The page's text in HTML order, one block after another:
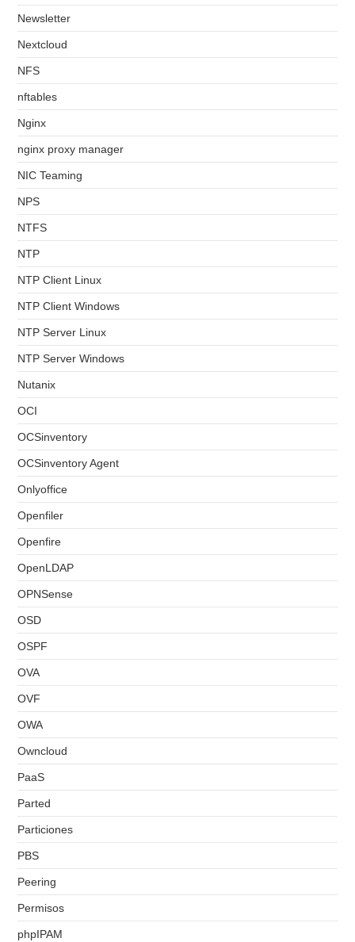
Newsletter
Nextcloud
NFS
nftables
Nginx
nginx proxy manager
NIC Teaming
NPS
NTFS
NTP
NTP Client Linux
NTP Client Windows
NTP Server Linux
NTP Server Windows
Nutanix
OCI
OCSinventory
OCSinventory Agent
Onlyoffice
Openfiler
Openfire
OpenLDAP
OPNSense
OSD
OSPF
OVA
OVF
OWA
Owncloud
PaaS
Parted
Particiones
PBS
Peering
Permisos
phpIPAM